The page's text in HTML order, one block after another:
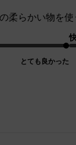
らかい物を使
とても良かった